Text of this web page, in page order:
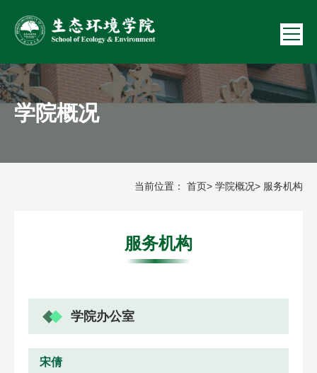
学院概况
当前位置： 首页> 学院概况> 服务机构
服务机构
学院办公室
宋倩